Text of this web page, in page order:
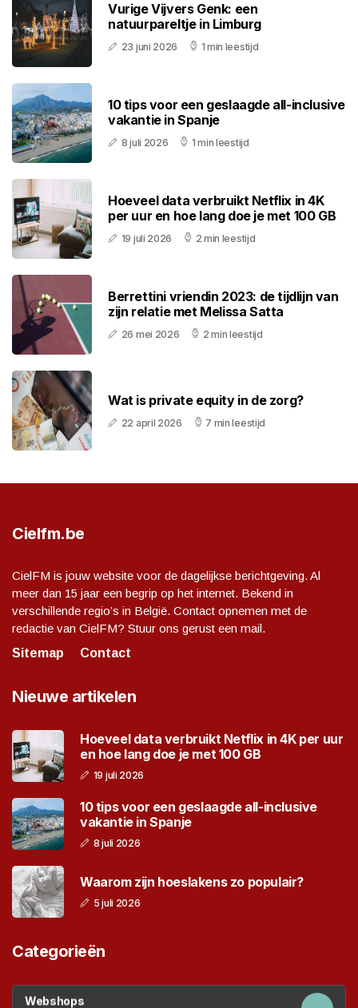
Vurige Vijvers Genk: een
natuurpareltje in Limburg
23 juni 2026 1 min leestijd
10 tips voor een geslaagde all-inclusive
vakantie in Spanje
8 juli 2026 1 min leestijd
Hoeveel data verbruikt Netflix in 4K
per uur en hoe lang doe je met 100 GB
19 juli 2026 2 min leestijd
Berrettini vriendin 2023: de tijdlijn van
zijn relatie met Melissa Satta
26 mei 2026 2 min leestijd
Wat is private equity in de zorg?
22 april 2026 7 min leestijd
Cielfm.be
CielFM is jouw website voor de dagelijkse berichtgeving. Al
meer dan 15 jaar een begrip op het internet. Bekend in
verschillende regio’s in België. Contact opnemen met de
redactie van CielFM? Stuur ons gerust een mail.
Sitemap
Contact
Nieuwe artikelen
Hoeveel data verbruikt Netflix in 4K per uur
en hoe lang doe je met 100 GB
19 juli 2026
10 tips voor een geslaagde all-inclusive
vakantie in Spanje
8 juli 2026
Waarom zijn hoeslakens zo populair?
5 juli 2026
Categorieën
Webshops